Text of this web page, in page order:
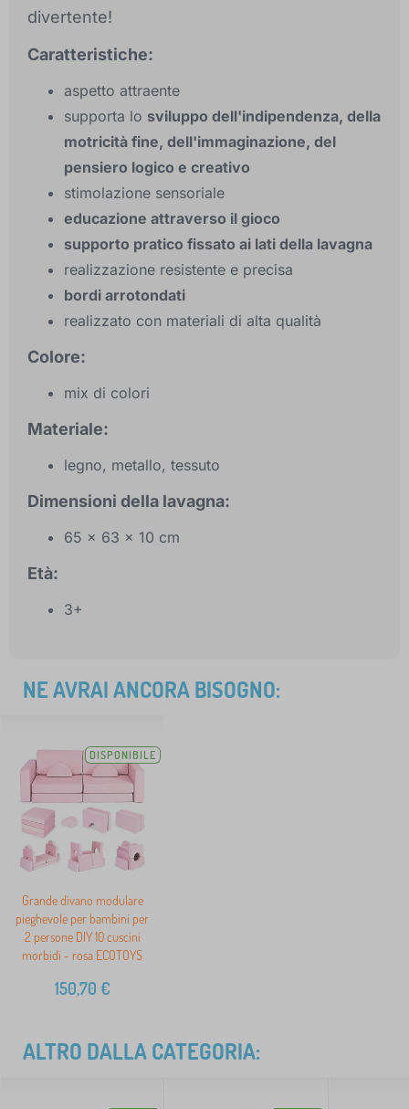
divertente!
Caratteristiche:
aspetto attraente
supporta lo sviluppo dell'indipendenza, della
motricità fine, dell'immaginazione, del
pensiero logico e creativo
stimolazione sensoriale
educazione attraverso il gioco
supporto pratico fissato ai lati della lavagna
realizzazione resistente e precisa
bordi arrotondati
realizzato con materiali di alta qualità
Colore:
mix di colori
Materiale:
legno, metallo, tessuto
Dimensioni della lavagna:
65 x 63 x 10 cm
Età:
3+
NE AVRAI ANCORA BISOGNO:
DISPONIBILE
Grande divano modulare
pieghevole per bambini per
2 persone DIY 10 cuscini
morbidi - rosa ECOTOYS
150,70 €
ALTRO DALLA CATEGORIA: